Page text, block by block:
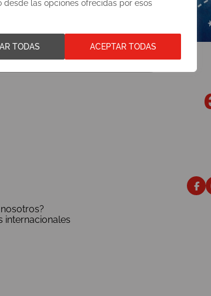
las opciones ofrecidas por esos
TODAS ACEPTAR TODAS
internacionales